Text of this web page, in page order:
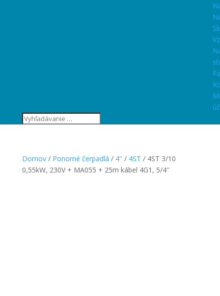
Domov/ Ponorné čerpadlá / 4'' / 4ST / 4ST 3/10
0,55kW, 230V + MA055 + 25m kábel 4G1, 5/4″